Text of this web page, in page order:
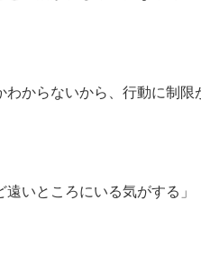
わからないから、行動に制
遠いところにいる気がする」